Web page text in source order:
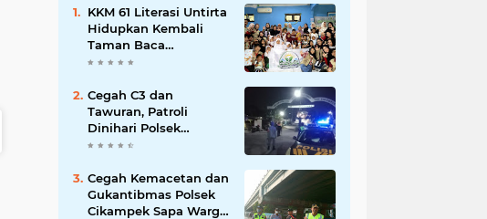
KKM 61 Literasi Untirta
Hidupkan Kembali
Taman Baca
Masyarakat di
Program dengan
Festival Literasi
Cegah C3 dan
Tawuran, Patroli
Dinihari Polsek
Cikampek Pesan
Perumahan
Cegah Kemacetan dan
Gukantibmas Polsek
Cikampek Sapa Warga